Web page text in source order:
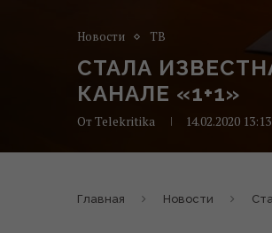
Новости ТВ
СТАЛА
КАНАЛЕ «1+1»
ОтTelekritika 14.02.2020 13:13
Главная Новости